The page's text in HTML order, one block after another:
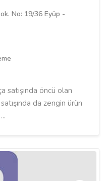
No: 19/36 Eyüp -
satışında öncü olan
da zengin ürün